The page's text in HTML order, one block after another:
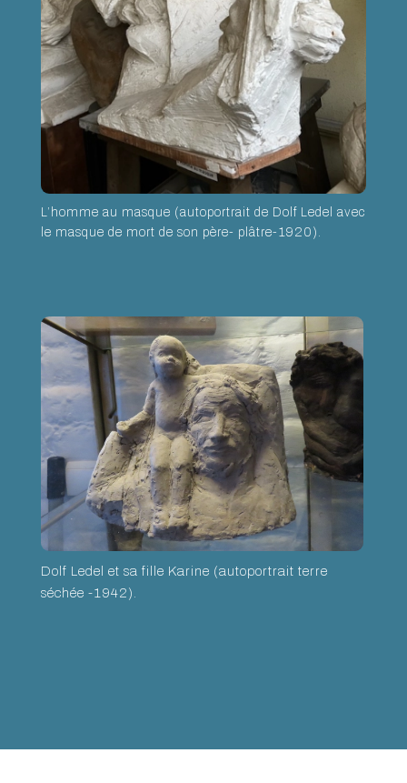
L’homme au masque (autoportrait de Dolf Ledel avec
le masque de mort de son père- plâtre-1920).
Dolf Ledel et sa fille Karine (autoportrait terre
séchée -1942).